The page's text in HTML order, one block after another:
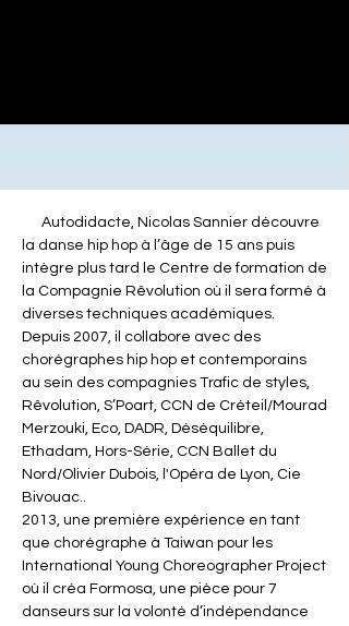
Autodidacte, Nicolas Sannier découvre
la danse hip hop à l’âge de 15 ans puis
intègre plus tard le Centre de formation de
la Compagnie Rêvolution où il sera formé à
diverses techniques académiques.
Depuis 200​7, il collabore avec des
chorégraphes hip hop et contemporains
au sein des compagnies Trafic de styles,
Rêvolution, S’Poart, CCN de Créteil/Mourad
Merzouki, Eco, DADR, Déséquilibre,
Ethadam, ​Hors-Série, CCN Ballet du
Nord/Olivier Dubois, l'Opéra de Lyon, Cie
Bivouac..
2013, une première expérience en tant
que chorégraphe à Taiwan pour les
International Young Choreographer Project
où il créa Formosa, une pièce pour 7
danseurs sur la volonté d’indépendance